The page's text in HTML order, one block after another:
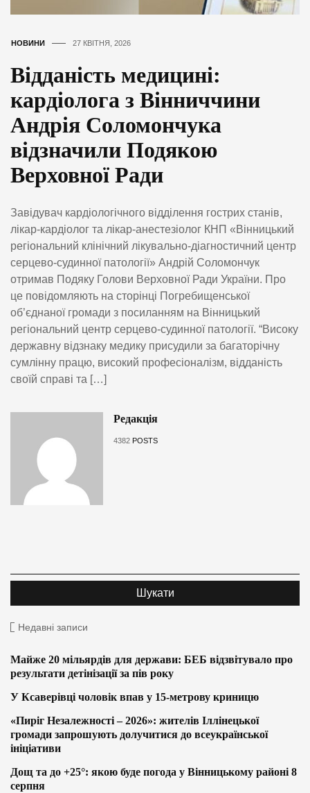
НОВИНИ 27 КВІТНЯ, 2026
Відданість медицині:
кардіолога з Вінниччини
Андрія Соломончука
відзначили Подякою
Верховної Ради
Завідувач кардіологічного відділення гострих станів,
лікар-кардіолог та лікар-анестезіолог КНП «Вінницький
регіональний клінічний лікувально-діагностичний центр
серцево-судинної патології» Андрій Соломончук
отримав Подяку Голови Верховної Ради України. Про
це повідомляють на сторінці Погребищенської
об’єднаної громади з посиланням на Вінницький
регіональний центр серцево-судинної патології. “Високу
державну відзнаку медику присудили за багаторічну
сумлінну працю, високий професіоналізм, відданість
своїй справі та […]
Редакція
4382 POSTS
Недавні записи
Майже 20 мільярдів для держави: БЕБ відзвітувало про
результати детінізації за пів року
У Ксаверівці чоловік впав у 15-метрову криницю
«Пиріг Незалежності – 2026»: жителів Іллінецької
громади запрошують долучитися до всеукраїнської
ініціативи
Дощ та до +25°: якою буде погода у Вінницькому районі 8
серпня